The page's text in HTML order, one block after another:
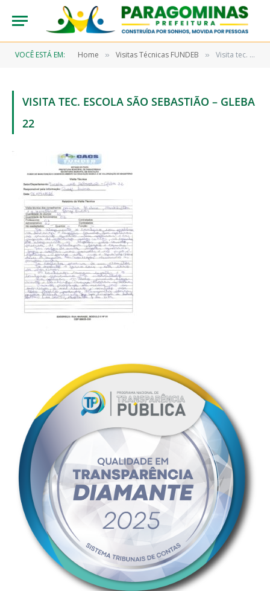
VOCÊ ESTÁ EM: Home » Visitas Técnicas FUNDEB » Visita tec. Escola São Sebastião – Gleba 22
VISITA TEC. ESCOLA SÃO SEBASTIÃO – GLEBA
22